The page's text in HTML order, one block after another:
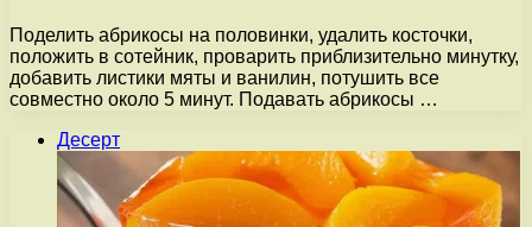
Поделить абрикосы на половинки, удалить косточки,
положить в сотейник, проварить приблизительно минутку,
добавить листики мяты и ванилин, потушить все
совместно около 5 минут. Подавать абрикосы …
Десерт